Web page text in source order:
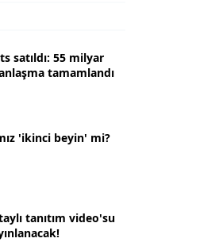
satıldı: 55 milyar
tamamlandı
'ikinci beyin' mi?
tanıtım video'su